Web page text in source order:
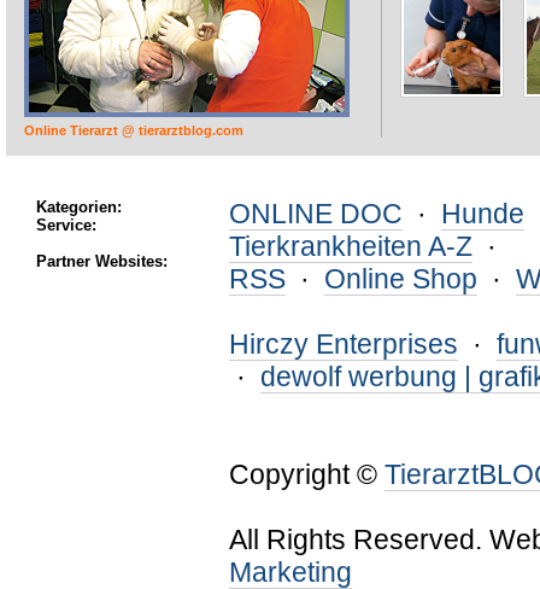
Online Tierarzt @ tierarztblog.com
Kategorien:
Service:
Partner Websites:
ONLINE DOC · Hunde
Tierkrankheiten A-Z ·
RSS · Online Shop ·
Hirczy Enterprises ·
· dewolf werbung |
Copyright ©
All Rights Reserved.
Marketing